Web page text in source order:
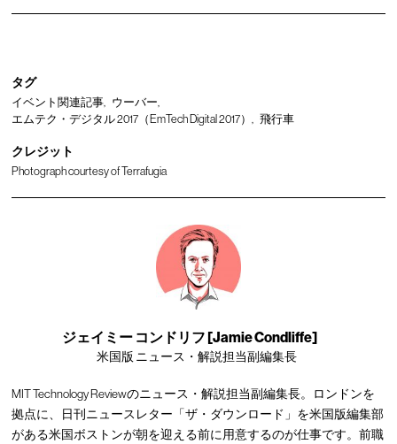
タグ
イベント関連記事
ウーバー
エムテク・デジタル 2017（EmTech Digital 2017）
飛行車
クレジット
Photograph courtesy of Terrafugia
ジェイミー コンドリフ [Jamie Condliffe]
米国版 ニュース・解説担当副編集長
MIT Technology Reviewのニュース・解説担当副編集長。ロンドンを
拠点に、日刊ニュースレター「ザ・ダウンロード」を米国版編集部
がある米国ボストンが朝を迎える前に用意するのが仕事です。前職